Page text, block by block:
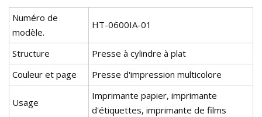
Numéro de
modèle.
HT-0600IA-01
Structure
Presse à cylindre à plat
Couleur et page
Presse d'impression multicolore
Usage
Imprimante papier, imprimante
d'étiquettes, imprimante de films